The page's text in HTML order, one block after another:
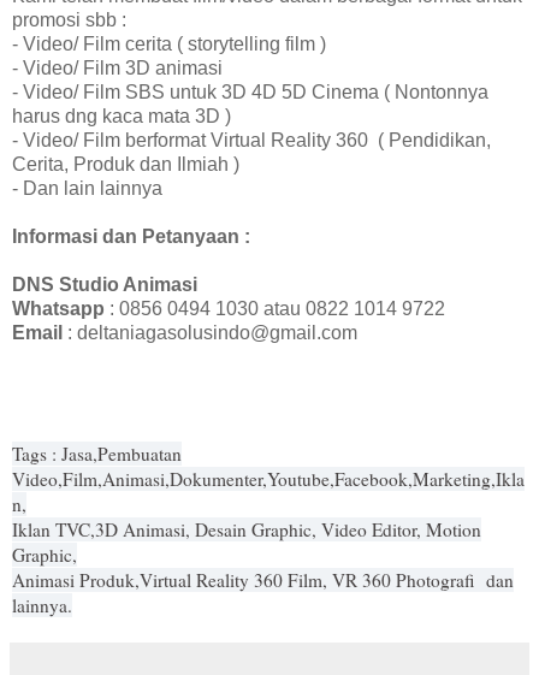
promosi sbb :
- Video/ Film cerita ( storytelling film )
- Video/ Film 3D animasi
- Video/ Film SBS untuk 3D 4D 5D Cinema ( Nontonnya
harus dng kaca mata 3D )
- Video/ Film berformat Virtual Reality 360 ( Pendidikan,
Cerita, Produk dan Ilmiah )
- Dan lain lainnya
Informasi dan Petanyaan :
DNS Studio Animasi
Whatsapp : 0856 0494 1030 atau 0822 1014 9722
Email : deltaniagasolusindo@gmail.com
Tags : Jasa,Pembuatan
Video,Film,Animasi,Dokumenter,Youtube,Facebook,Marketing,Ikla
n,
Iklan TVC,3D Animasi, Desain Graphic, Video Editor, Motion
Graphic,
Animasi Produk,Virtual Reality 360 Film, VR 360 Photografi dan
lainnya.